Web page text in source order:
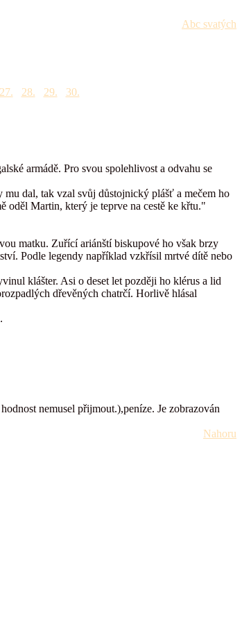
Abc svatých
27. 28. 29. 30.
armádě. Pro svou spolehlivost a odvahu se
dal, tak vzal svůj důstojnický plášť a mečem ho
oděl Martin, který je teprve na cestě ke křtu."
matku. Zuřící ariánští biskupové ho však brzy
Podle legendy například vzkřísil mrtvé dítě nebo
klášter. Asi o deset let později ho klérus a lid
dřevěných chatrčí. Horlivě hlásal
nemusel přijmout.),peníze. Je zobrazován
Nahoru